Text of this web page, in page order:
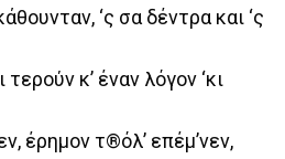
‘ς σα δέντρα και ‘ς
κ’ έναν λόγον ‘κι
έρημον τ®όλ’ επέμ’νεν,